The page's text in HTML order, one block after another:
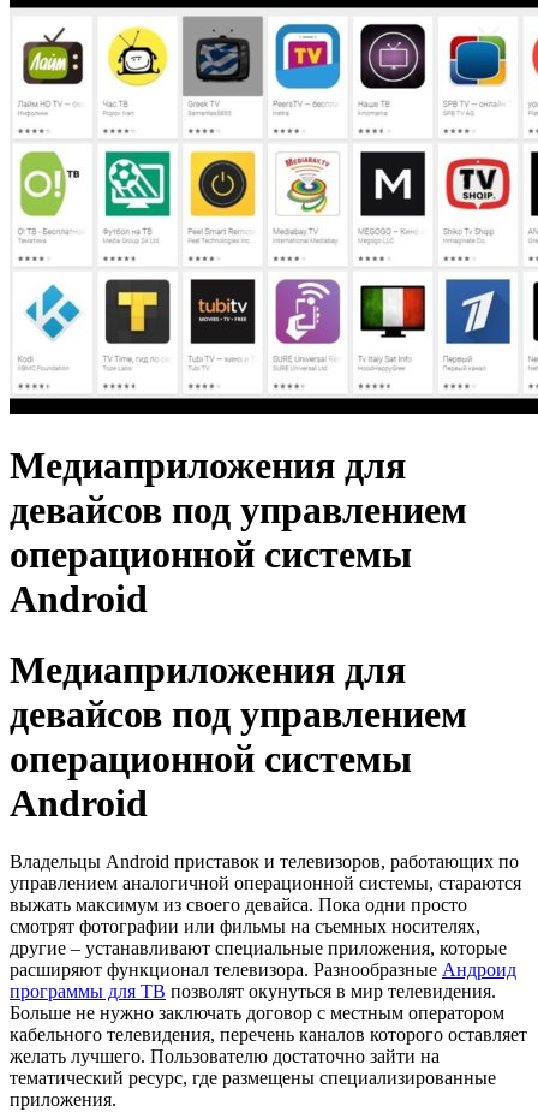
Медиаприложения для
девайсов под управлением
операционной системы
Android
Медиаприложения для
девайсов под управлением
операционной системы
Android
Владельцы Android приставок и телевизоров, работающих по
управлением аналогичной операционной системы, стараются
выжать максимум из своего девайса. Пока одни просто
смотрят фотографии или фильмы на съемных носителях,
другие – устанавливают специальные приложения, которые
расширяют функционал телевизора. Разнообразные Андроид
программы для ТВ позволят окунуться в мир телевидения.
Больше не нужно заключать договор с местным оператором
кабельного телевидения, перечень каналов которого оставляет
желать лучшего. Пользователю достаточно зайти на
тематический ресурс, где размещены специализированные
приложения.